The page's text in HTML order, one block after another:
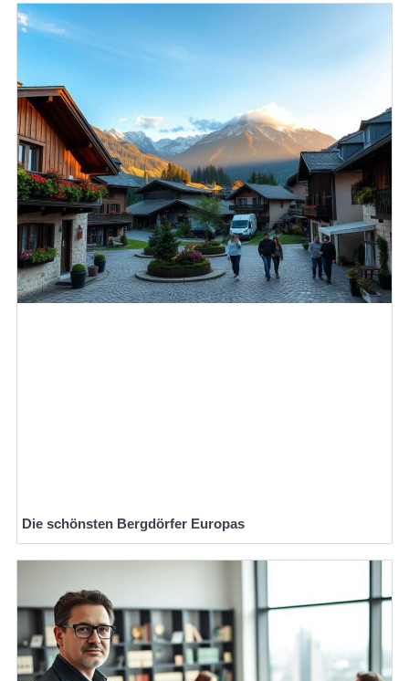
Die schönsten Bergdörfer Europas